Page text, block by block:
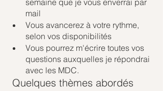
mail
Vous avancerez à votre rythme,
selon vos disponibilités
Vous pourrez m'écrire toutes vos
questions auxquelles je répondrai
avec les MDC.
Quelques thèmes abordés